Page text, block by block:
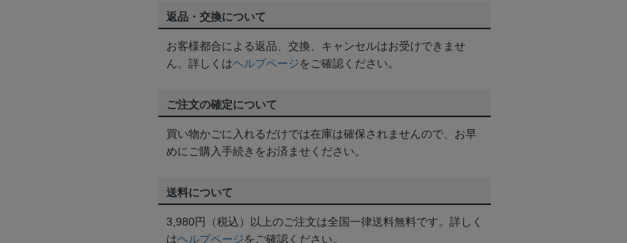
返品・交換について
お客様都合による返品、交換、キャンセルはお受けできませ
ん。詳しくはヘルプページをご確認ください。
ご注文の確定について
買い物かごに入れるだけでは在庫は確保されませんので、お早
めにご購入手続きをお済ませください。
送料について
3,980円（税込）以上のご注文は全国一律送料無料です。詳しく
はヘルプページをご確認ください。